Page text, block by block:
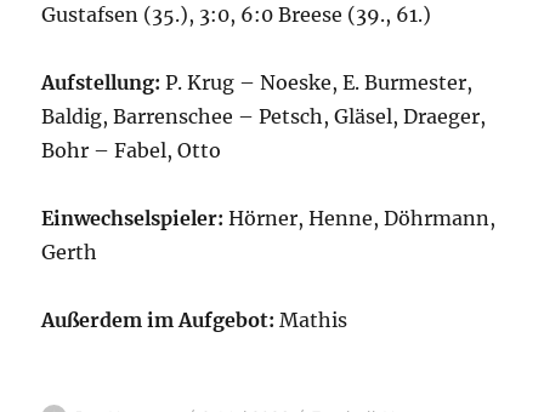
Gustafsen (35.), 3:0, 6:0 Breese (39., 61.)
Aufstellung: P. Krug – Noeske, E. Burmester,
Baldig, Barrenschee – Petsch, Gläsel, Draeger,
Bohr – Fabel, Otto
Einwechselspieler: Hörner, Henne, Döhrmann,
Gerth
Außerdem im Aufgebot: Mathis